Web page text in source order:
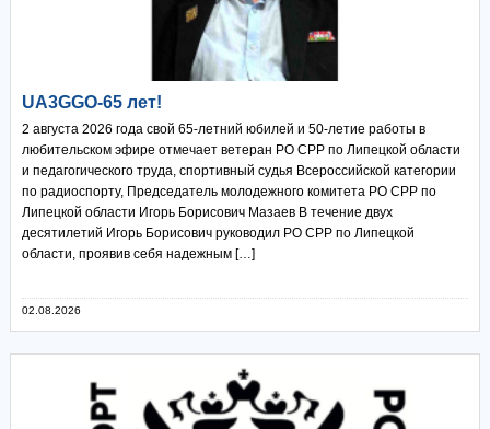
UA3GGO-65 лет!
2 августа 2026 года свой 65-летний юбилей и 50-летие работы в
любительском эфире отмечает ветеран РО СРР по Липецкой области
и педагогического труда, спортивный судья Всероссийской категории
по радиоспорту, Председатель молодежного комитета РО СРР по
Липецкой области Игорь Борисович Мазаев В течение двух
десятилетий Игорь Борисович руководил РО СРР по Липецкой
области, проявив себя надежным […]
02.08.2026